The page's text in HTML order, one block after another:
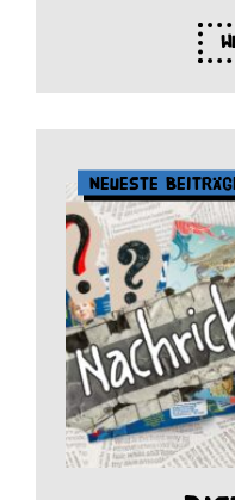
Neueste